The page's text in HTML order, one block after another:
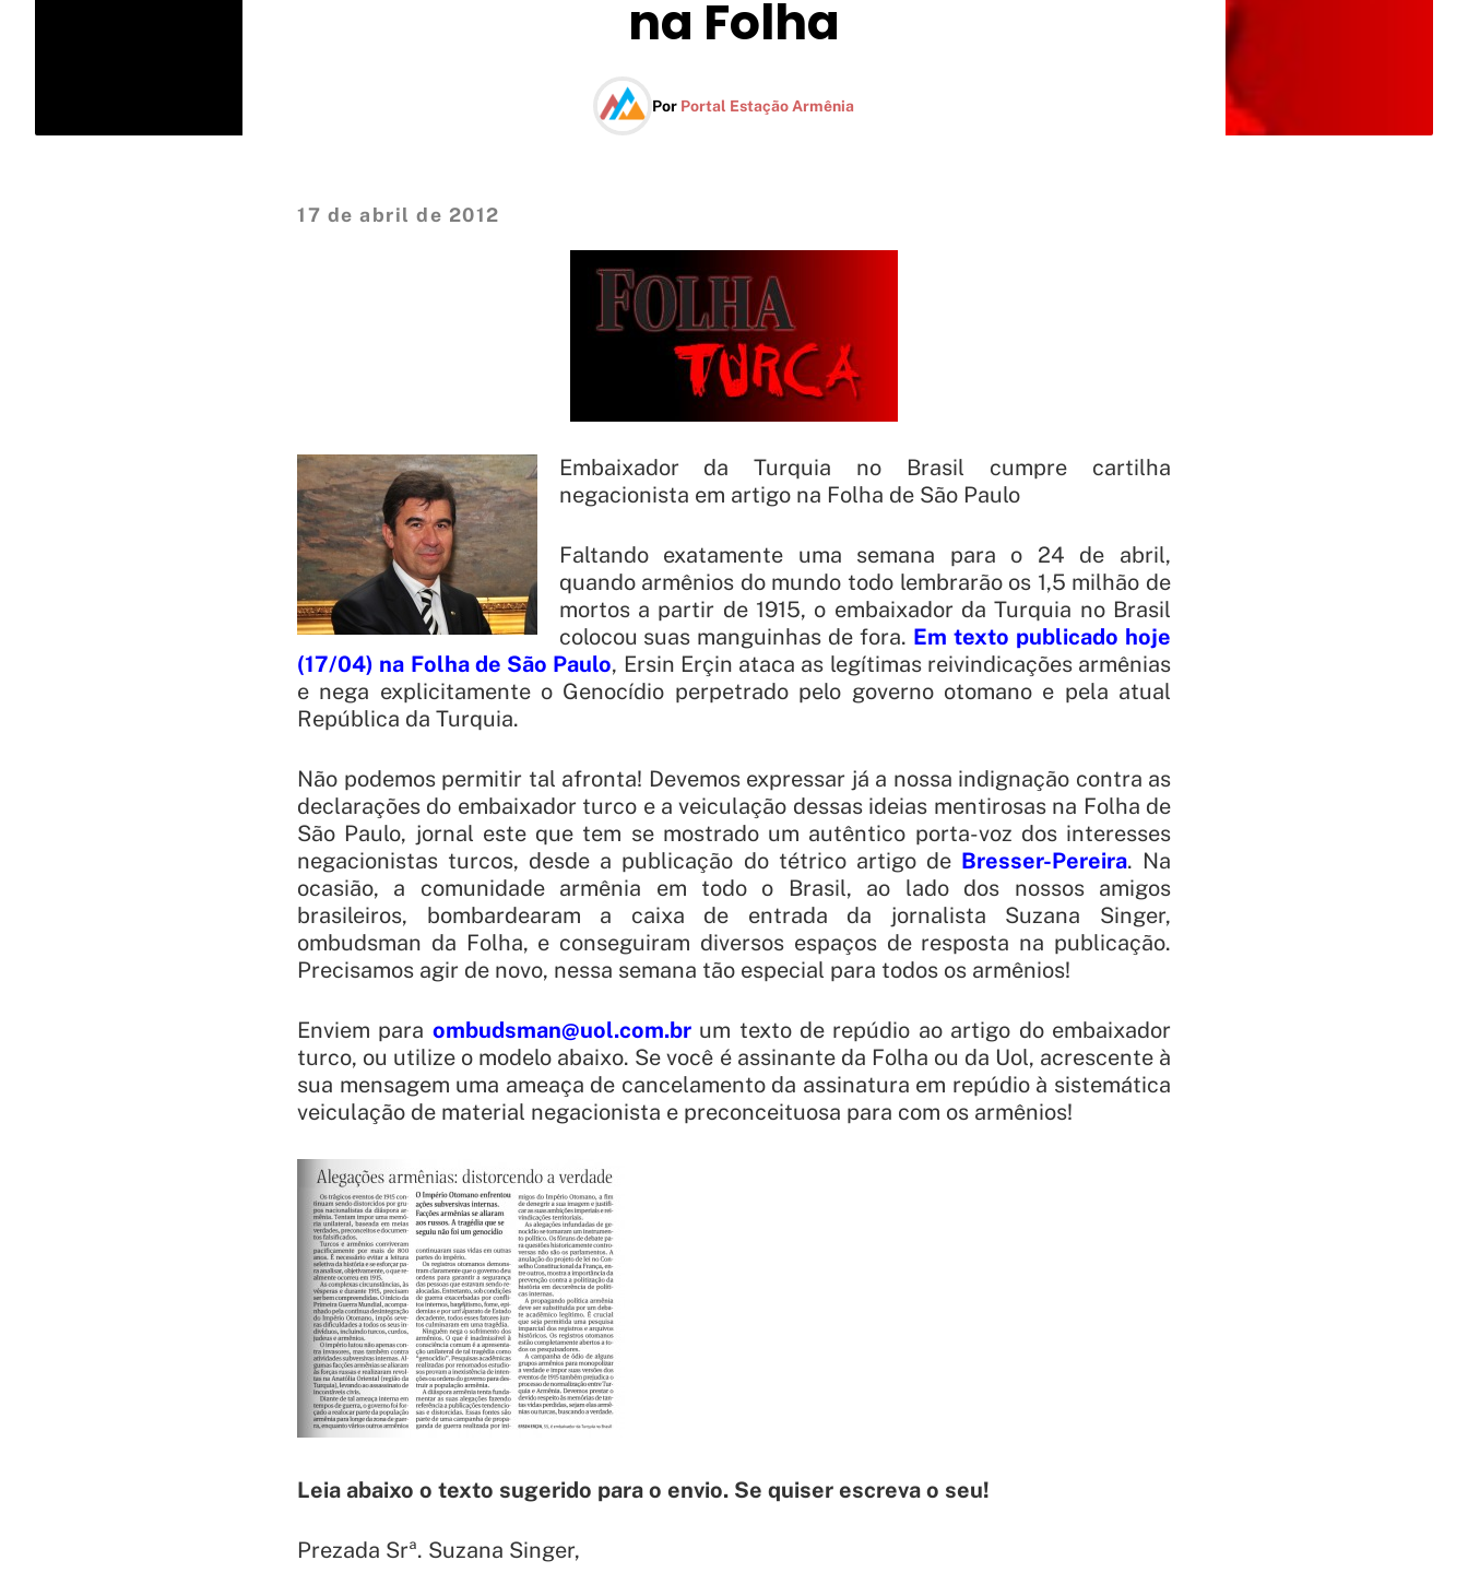
na Folha
Por Portal Estação Armênia
17 de abril de 2012
Embaixador da Turquia no Brasil cumpre cartilha
negacionista em artigo na Folha de São Paulo
Faltando exatamente uma semana para o 24 de abril,
quando armênios do mundo todo lembrarão os 1,5 milhão de
mortos a partir de 1915, o embaixador da Turquia no Brasil
colocou suas manguinhas de fora. Em texto publicado hoje
(17/04) na Folha de São Paulo, Ersin Erçin ataca as legítimas reivindicações armênias
e nega explicitamente o Genocídio perpetrado pelo governo otomano e pela atual
República da Turquia.
Não podemos permitir tal afronta! Devemos expressar já a nossa indignação contra as
declarações do embaixador turco e a veiculação dessas ideias mentirosas na Folha de
São Paulo, jornal este que tem se mostrado um autêntico porta-voz dos interesses
negacionistas turcos, desde a publicação do tétrico artigo de Bresser-Pereira. Na
ocasião, a comunidade armênia em todo o Brasil, ao lado dos nossos amigos
brasileiros, bombardearam a caixa de entrada da jornalista Suzana Singer,
ombudsman da Folha, e conseguiram diversos espaços de resposta na publicação.
Precisamos agir de novo, nessa semana tão especial para todos os armênios!
Enviem para ombudsman@uol.com.brum texto de repúdio ao artigo do embaixador
turco, ou utilize o modelo abaixo. Se você é assinante da Folha ou da Uol, acrescente à
sua mensagem uma ameaça de cancelamento da assinatura em repúdio à sistemática
veiculação de material negacionista e preconceituosa para com os armênios!
Leia abaixo o texto sugerido para o envio. Se quiser escreva o seu!
Prezada Srª. Suzana Singer,